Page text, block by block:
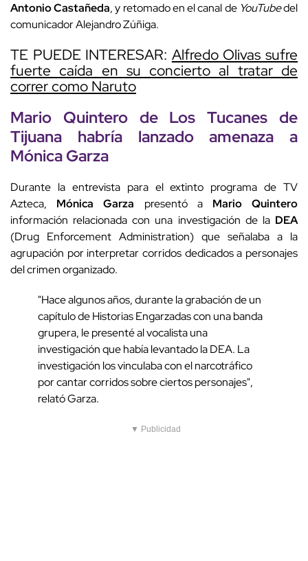
AntonioCastañeda, y retomado en el canal de YouTubedel
comunicador Alejandro Zúñiga.
TE PUEDE INTERESAR: Alfredo Olivas sufre
fuerte caída en su concierto al tratar de
correr como Naruto
Mario Quinterode LosTucanes de
Tijuana habría lanzadoamenaza a
MónicaGarza
Durante la entrevista para el extinto programa de TV
Azteca, Mónica Garza presentó a Mario
Quintero
información relacionada con una investigación de la DEA
(Drug Enforcement Administration) que señalaba a la
agrupación por interpretar corridos dedicados a personajes
del crimen organizado.
"Hace algunos años, durante la grabación de un
capítulo de Historias Engarzadas con una banda
grupera, le presenté al vocalista una
investigación que había levantado la DEA. La
investigación los vinculaba con el narcotráfico
por cantar corridos sobre ciertos personajes",
relató Garza.
▼ Publicidad